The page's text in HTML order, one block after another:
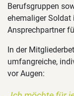
Berufsgruppen
ehemaliger Soldat
Ansprechpartner
In der
umfangreiche,
vor Augen: